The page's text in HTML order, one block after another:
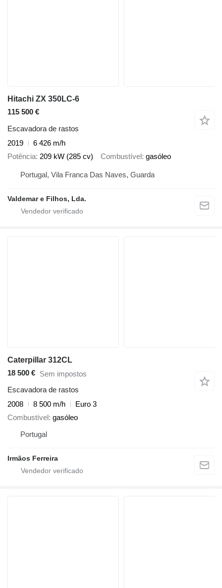
Hitachi ZX 350LC-6
115 500 €
Escavadora de rastos
2019
6 426 m/h
Potência 209 kW (285 cv) Combustível gasóleo
Portugal, Vila Franca Das Naves, Guarda
Valdemar e Filhos, Lda.
Caterpillar 312CL
18 500 € Sem impostos
Escavadora de rastos
2008
8 500 m/h
Euro 3
Combustível gasóleo
Portugal
Irmãos Ferreira